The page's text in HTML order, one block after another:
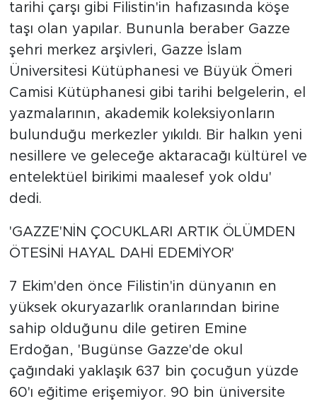
tarihi çarşı gibi Filistin'in hafızasında köşe
taşı olan yapılar. Bununla beraber Gazze
şehri merkez arşivleri, Gazze İslam
Üniversitesi Kütüphanesi ve Büyük Ömeri
Camisi Kütüphanesi gibi tarihi belgelerin, el
yazmalarının, akademik koleksiyonların
bulunduğu merkezler yıkıldı. Bir halkın yeni
nesillere ve geleceğe aktaracağı kültürel ve
entelektüel birikimi maalesef yok oldu'
dedi.
'GAZZE'NİN ÇOCUKLARI ARTIK ÖLÜMDEN
ÖTESİNİ HAYAL DAHİ EDEMİYOR'
7 Ekim'den önce Filistin'in dünyanın en
yüksek okuryazarlık oranlarından birine
sahip olduğunu dile getiren Emine
Erdoğan, 'Bugünse Gazze'de okul
çağındaki yaklaşık 637 bin çocuğun yüzde
60'ı eğitime erişemiyor. 90 bin üniversite